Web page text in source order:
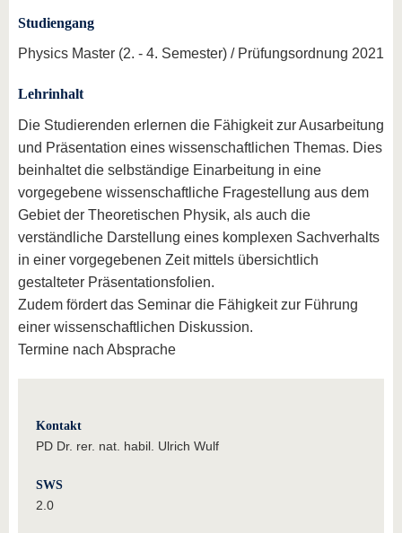
Studiengang
Physics Master (2. - 4. Semester) / Prüfungsordnung 2021
Lehrinhalt
Die Studierenden erlernen die Fähigkeit zur Ausarbeitung
und Präsentation eines wissenschaftlichen Themas. Dies
beinhaltet die selbständige Einarbeitung in eine
vorgegebene wissenschaftliche Fragestellung aus dem
Gebiet der Theoretischen Physik, als auch die
verständliche Darstellung eines komplexen Sachverhalts
in einer vorgegebenen Zeit mittels übersichtlich
gestalteter Präsentationsfolien.
Zudem fördert das Seminar die Fähigkeit zur Führung
einer wissenschaftlichen Diskussion.
Termine nach Absprache
Kontakt
PD Dr. rer. nat. habil. Ulrich Wulf
SWS
2.0